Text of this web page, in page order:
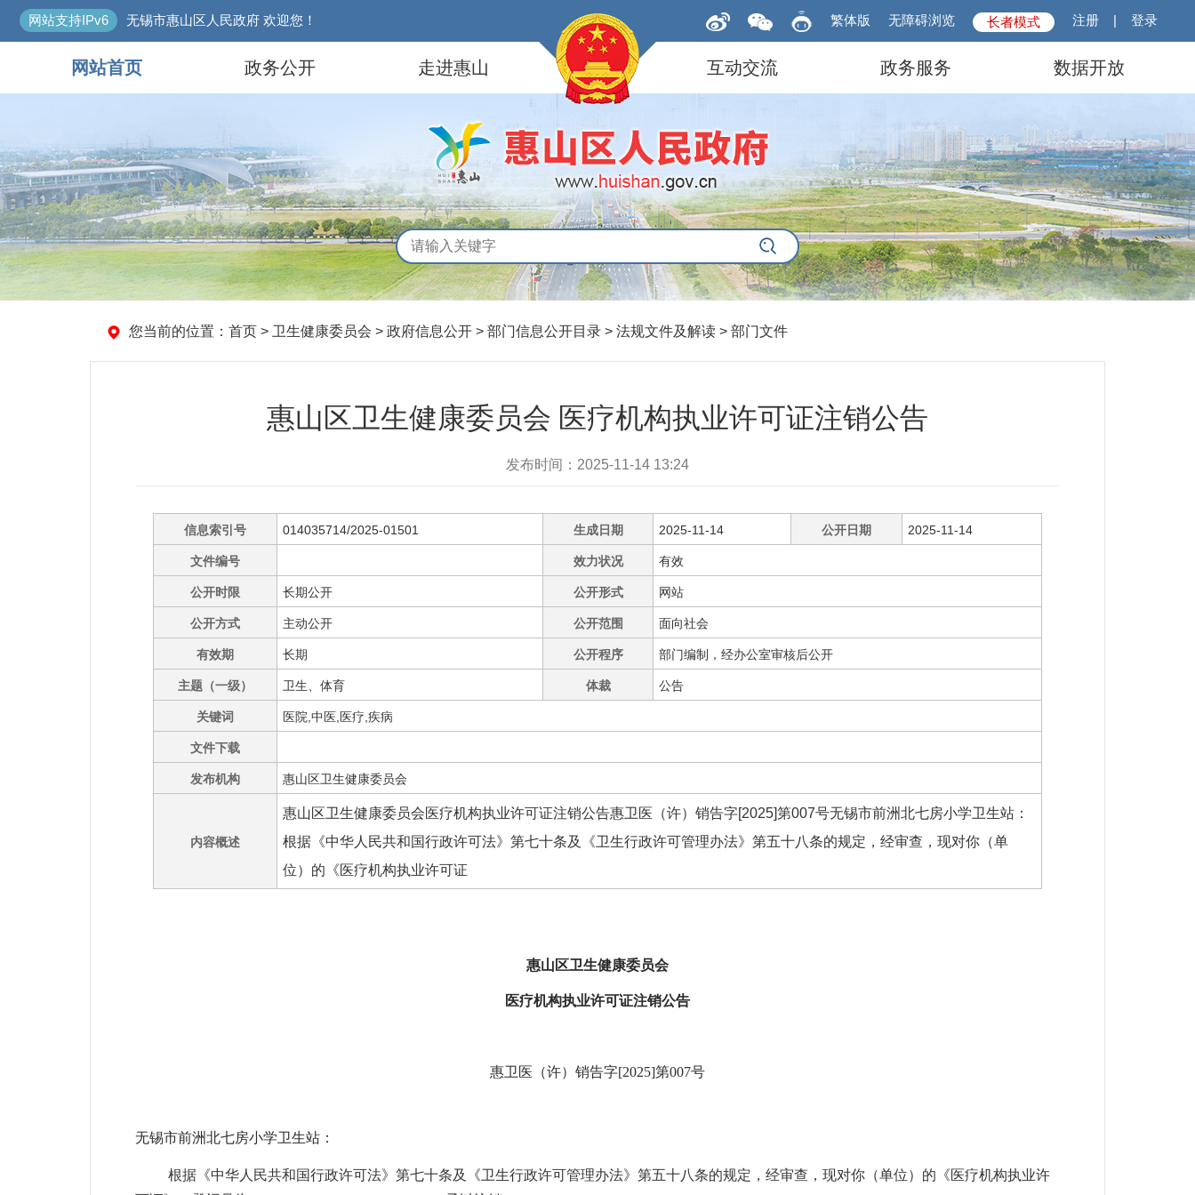
网站支持IPv6 无锡市惠山区人民政府 欢迎您！ 繁体版 无障碍浏览 长者模式 注册 | 登录
网站首页 政务公开 走进惠山 互动交流 政务服务 数据开放
您当前的位置： 首页 > 卫生健康委员会 > 政府信息公开 > 部门信息公开目录 > 法规文件及解读 > 部门文件
惠山区卫生健康委员会 医疗机构执业许可证注销公告
发布时间：2025-11-14 13:24
信息索引号 014035714/2025-01501 生成日期 2025-11-14 公开日期 2025-11-14
文件编号 效力状况 有效
公开时限 长期公开 公开形式 网站
公开方式 主动公开 公开范围 面向社会
有效期 长期 公开程序 部门编制，经办公室审核后公开
主题（一级） 卫生、体育 体裁 公告
关键词 医院,中医,医疗,疾病
文件下载
发布机构 惠山区卫生健康委员会
内容概述
惠山区卫生健康委员会医疗机构执业许可证注销公告惠卫医（许）销告字[2025]第007号无锡市前洲北七房小学卫生站：
根据《中华人民共和国行政许可法》第七十条及《卫生行政许可管理办法》第五十八条的规定，经审查，现对你（单
位）的《医疗机构执业许可证
惠山区卫生健康委员会
医疗机构执业许可证注销公告
惠卫医（许）销告字[2025]第007号
无锡市前洲北七房小学卫生站：
根据《中华人民共和国行政许可法》第七十条及《卫生行政许可管理办法》第五十八条的规定，经审查，现对你（单位）的 《医疗机构执业许